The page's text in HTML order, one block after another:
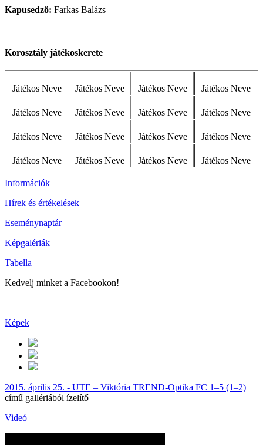
Kapusedző: Farkas Balázs
Korosztály játékoskerete
Játékos Neve Játékos Neve Játékos Neve Játékos Neve
Játékos Neve Játékos Neve Játékos Neve Játékos Neve
Játékos Neve Játékos Neve Játékos Neve Játékos Neve
Játékos Neve Játékos Neve Játékos Neve Játékos Neve
Információk
Hírek és értékelések
Eseménynaptár
Képgalériák
Tabella
Kedvelj minket a Facebookon!
Képek
2015. április 25. - UTE – Viktória TREND-Optika FC 1–5 (1–2)
című gallériából ízelítő
Videó